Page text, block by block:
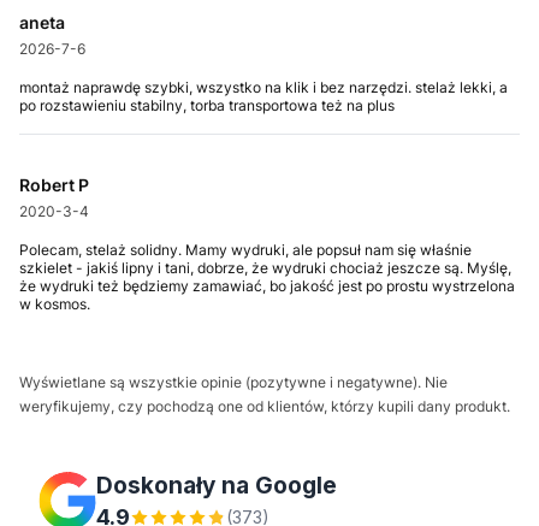
aneta
2026-7-6
montaż naprawdę szybki, wszystko na klik i bez narzędzi. stelaż lekki, a
po rozstawieniu stabilny, torba transportowa też na plus
Robert P
2020-3-4
Polecam, stelaż solidny. Mamy wydruki, ale popsuł nam się właśnie
szkielet - jakiś lipny i tani, dobrze, że wydruki chociaż jeszcze są. Myślę,
że wydruki też będziemy zamawiać, bo jakość jest po prostu wystrzelona
w kosmos.
Wyświetlane są wszystkie opinie (pozytywne i negatywne). Nie
weryfikujemy, czy pochodzą one od klientów, którzy kupili dany produkt.